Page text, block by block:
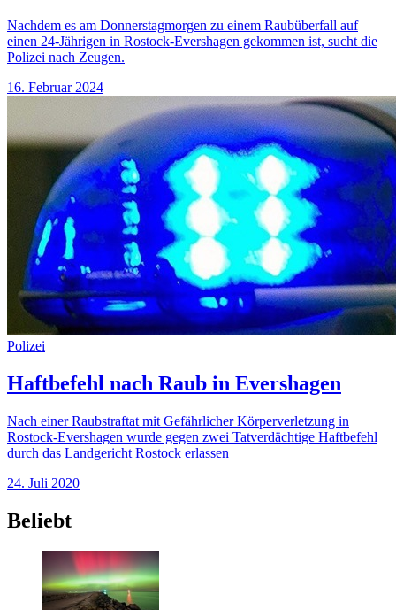
Nachdem es am Donnerstagmorgen zu einem Raubüberfall auf
einen 24-Jährigen in Rostock-Evershagen gekommen ist, sucht die
Polizei nach Zeugen.
16. Februar 2024
Polizei
Haftbefehl nach Raub in Evershagen
Nach einer Raubstraftat mit Gefährlicher Körperverletzung in
Rostock-Evershagen wurde gegen zwei Tatverdächtige Haftbefehl
durch das Landgericht Rostock erlassen
24. Juli 2020
Beliebt